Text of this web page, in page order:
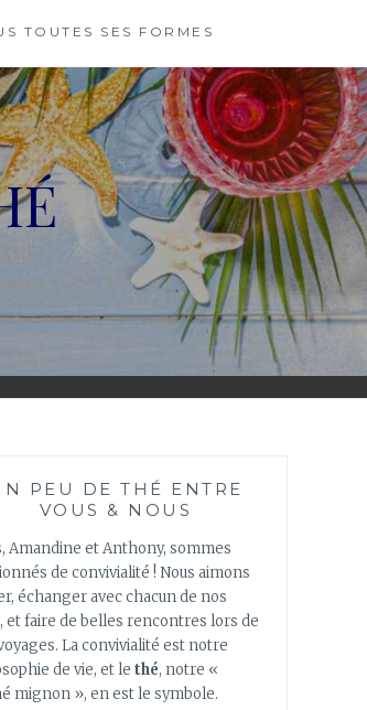
TOUTES SES FORMES
PEU DE THÉ ENTRE
VOUS & NOUS
Amandine et Anthony, sommes
de convivialité ! Nous aimons
échanger avec chacun de nos
et faire de belles rencontres lors de
La convivialité est notre
de vie, et le thé, notre «
mignon », en est le symbole.